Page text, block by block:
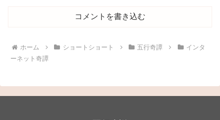
コメントを書き込む
ホーム ショートショート 五行奇譚
インタ
ーネット奇譚